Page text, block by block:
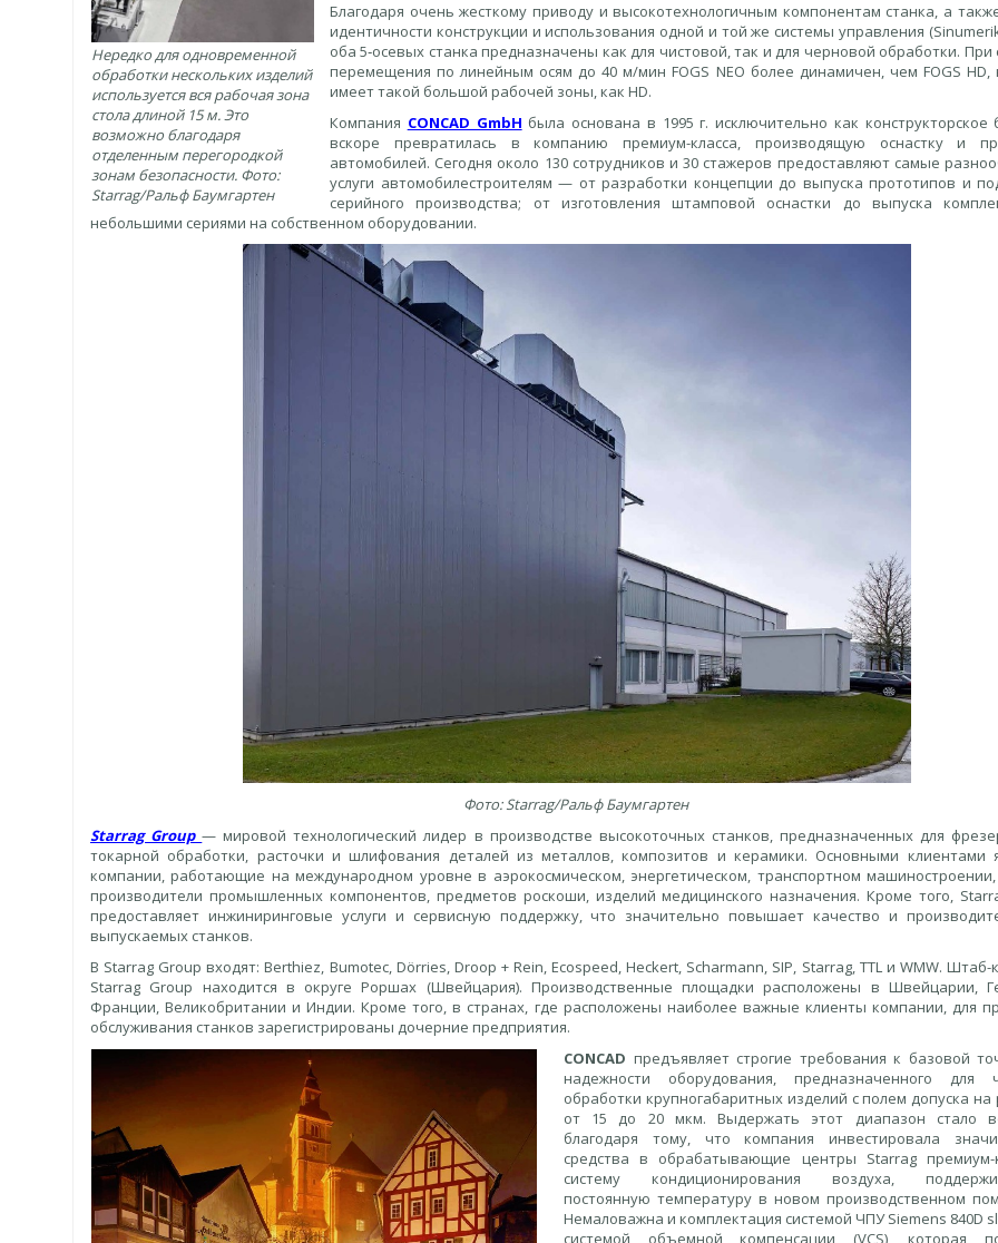
Нередко для одновременной
обработки нескольких изделий
используется вся рабочая зона
стола длиной 15 м. Это
возможно благодаря
отделенным перегородкой
зонам безопасности. Фото:
Starrag/Ральф Баумгартен
Благодаря очень жесткому приводу и высокотехнологичным компонентам станка, а
идентичности конструкции и использования одной и той же системы управления
оба 5‑осевых станка предназначены как для чистовой, так и для черновой обработки. При
перемещения по линейным осям до 40 м/мин FOGS NEO более динамичен, чем FOGS
имеет такой большой рабочей зоны, как HD.
Компания CONCAD GmbH была основана в 1995 г. исключительно как
вскоре превратилась в компанию премиум-класса, производящую оснастку и
автомобилей. Сегодня около 130 сотрудников и 30 стажеров предоставляют самые
услуги автомобилестроителям — от разработки концепции до выпуска прототипов и
серийного производства; от изготовления штамповой оснастки до выпуска
небольшими сериями на собственном оборудовании.
Фото: Starrag/Ральф Баумгартен
Starrag Group — мировой технологический лидер в производстве высокоточных станков, предназначенных для
токарной обработки, расточки и шлифования деталей из металлов, композитов и керамики. Основными клиентами
компании, работающие на международном уровне в аэрокосмическом, энергетическом, транспортном
производители промышленных компонентов, предметов роскоши, изделий медицинского назначения. Кроме того,
предоставляет инжиниринговые услуги и сервисную поддержку, что значительно повышает качество и
выпускаемых станков.
В Starrag Group входят: Berthiez, Bumotec, Dörries, Droop + Rein, Ecospeed, Heckert, Scharmann, SIP, Starrag, TTL и WMW. Штаб-
Starrag Group находится в округе Роршах (Швейцария). Производственные площадки расположены в Швейцарии,
Франции, Великобритании и Индии. Кроме того, в странах, где расположены наиболее важные клиенты компании, для
обслуживания станков зарегистрированы дочерние предприятия.
CONCAD предъявляет строгие требования к базовой
надежности оборудования, предназначенного для
обработки крупногабаритных изделий с полем допуска
от 15 до 20 мкм. Выдержать этот диапазон стало
благодаря тому, что компания инвестировала
средства в обрабатывающие центры Starrag премиум-
систему кондиционирования воздуха,
постоянную температуру в новом производственном
Немаловажна и комплектация системой ЧПУ Siemens 840D
системой объемной компенсации (VCS), которая